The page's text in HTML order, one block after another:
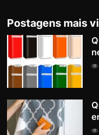
Postagens mais